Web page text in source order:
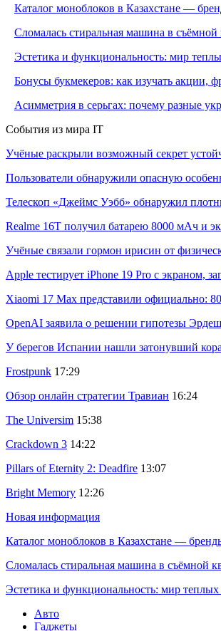
Каталог моноблоков в Казахстане —
Сломалась стиральная машина в съёмной
Эстетика и функциональность: мир
Бонусы букмекеров: как изучать акции,
Асимметрия в серьгах: почему разные
События из мира IT
Учёные раскрыли возможный секрет
Пользователи обнаружили опасную
Телескоп «Джеймс Уэбб» обнаружил
Realme 16T получил батарею 8000 мАч и
Учёные связали гормон ирисин от
Apple тестирует iPhone 19 Pro с экраном,
Xiaomi 17 Max представили официально:
OpenAI заявила о решении гипотезы
У берегов Испании нашли затонувший
Frostpunk 17:29
Обзор онлайн стратегии Травиан 16:24
The Universim 15:38
Crackdown 3 14:22
Pillars of Eternity 2: Deadfire 13:07
Bright Memory 12:26
Новая информация
Каталог моноблоков в Казахстане —
Сломалась стиральная машина в съёмной
Эстетика и функциональность: мир
Авто
Гаджеты